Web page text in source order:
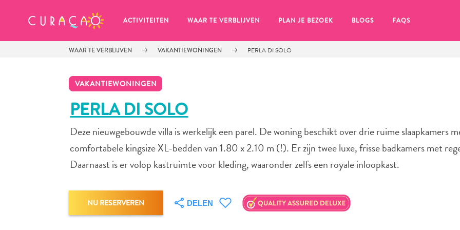
ACTIVITEITEN WAAR TE VERBLIJVEN PLAN JE BEZOEK BLOGS FAQS
WAAR TE VERBLIJVEN VAKANTIEWONINGEN PERLA DI SOLO
VAKANTIEWONINGEN
PERLA DI SOLO
Deze nieuwgebouwde villa is werkelijk een parel. De woning beschikt over drie ruime slaapkamers
comfortabele kingsize XL-bedden van 1.80 x 2.10 m (!). Er zijn twee luxe, frisse badkamers met
Daarnaast is er volop kastruimte voor kleding, waaronder zelfs een royale inloopkast.
NU RESERVEREN DELEN
MIJN FAVORIETEN
Zo te zien heb je nog geen
favoriete plekken opgeslagen.
Wanneer je iets op wil slaan om later nog eens te bekijken, klik op het